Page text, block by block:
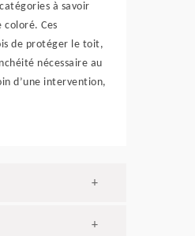
à savoir
coloré. Ces
de protéger le toit,
nécessaire au
d’une intervention,
+
+